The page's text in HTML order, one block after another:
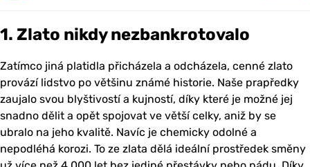
1. Zlato nikdy nezbankrotovalo
Zatímco jiná platidla přicházela a odcházela, cenné zlato
provází lidstvo po většinu známé historie. Naše prapředky
zaujalo svou blyštivostí a kujností, díky které je možné jej
snadno dělit a opět spojovat ve větší celky, aniž by se
ubralo na jeho kvalitě. Navíc je chemicky odolné a
nepodléhá korozi. To ze zlata dělá ideální prostředek směny